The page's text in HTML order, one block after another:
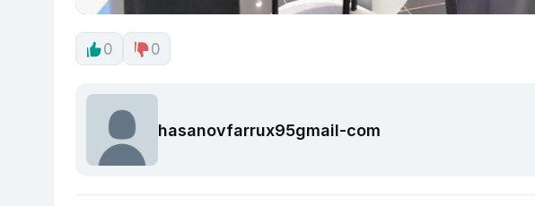
0 0
hasanovfarrux95gmail-com